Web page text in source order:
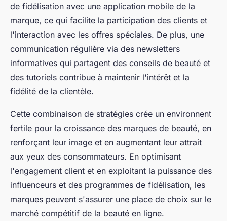
de fidélisation avec une application mobile de la
marque, ce qui facilite la participation des clients et
l'interaction avec les offres spéciales. De plus, une
communication régulière via des newsletters
informatives qui partagent des conseils de beauté et
des tutoriels contribue à maintenir l'intérêt et la
fidélité de la clientèle.
Cette combinaison de stratégies crée un environnent
fertile pour la croissance des marques de beauté, en
renforçant leur image et en augmentant leur attrait
aux yeux des consommateurs. En optimisant
l'engagement client et en exploitant la puissance des
influenceurs et des programmes de fidélisation, les
marques peuvent s'assurer une place de choix sur le
marché compétitif de la beauté en ligne.